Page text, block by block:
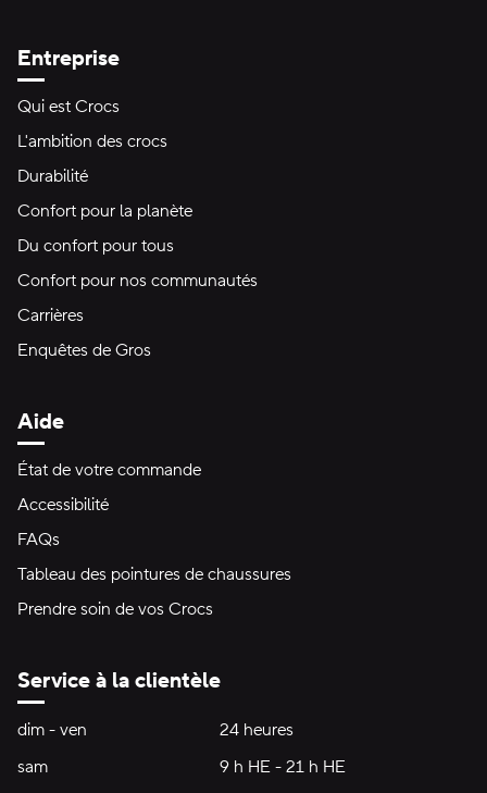
Entreprise
Qui est Crocs
L'ambition des crocs
Durabilité
Confort pour la planète
Du confort pour tous
Confort pour nos communautés
Carrières
Enquêtes de Gros
Aide
État de votre commande
Accessibilité
FAQs
Tableau des pointures de chaussures
Prendre soin de vos Crocs
Service à la clientèle
Heures d'ouverture:
dim - ven dimanche à vendredi24 heures24 heures
sam
9 h HE - 21 h HE9 h HE - 21 h HE